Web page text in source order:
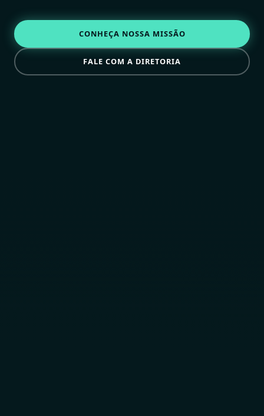
CONHEÇA NOSSA MISSÃO
FALE COM A DIRETORIA